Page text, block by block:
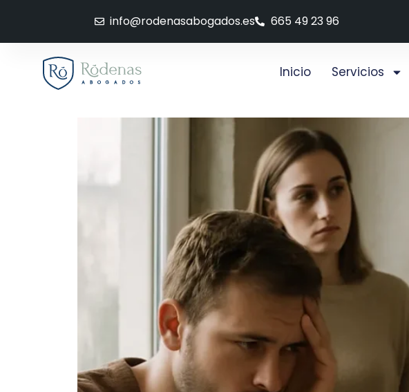
info@rodenasabogados.es 665 49 23 96
Inicio Servicios